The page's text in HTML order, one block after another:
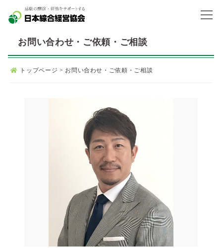
お問い合わせ・ご依頼・ご相談
トップページ > お問い合わせ・ご依頼・ご相談